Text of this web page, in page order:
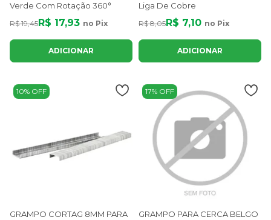
Verde Com Rotação 360°
R$ 19,45R$ 17,93 no Pix
ADICIONAR
Liga De Cobre
R$ 8,05R$ 7,10 no Pix
ADICIONAR
10% OFF
GRAMPO CORTAG 8MM PARA
17% OFF
GRAMPO PARA CERCA BELGO